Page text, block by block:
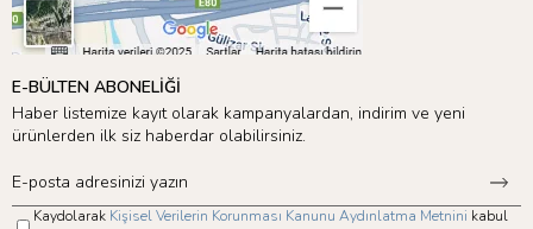
E-BÜLTEN ABONELİĞİ
Haber listemize kayıt olarak kampanyalardan, indirim ve yeni
ürünlerden ilk siz haberdar olabilirsiniz.
Kaydolarak Kişisel Verilerin Korunması Kanunu Aydınlatma Metnini kabul